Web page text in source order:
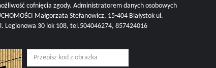
cofnięcia zgody. Administratorem danych osobowych
Małgorzata Stefanowicz, 15-404 Białystok ul.
Legionowa 30 lok 108, tel.504046274, 857424016